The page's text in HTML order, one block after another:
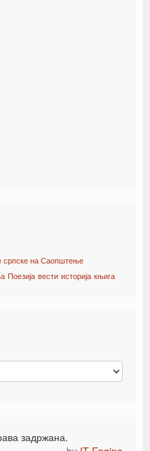
српске на Саопштење
Поезија вести историја књига
задржана.